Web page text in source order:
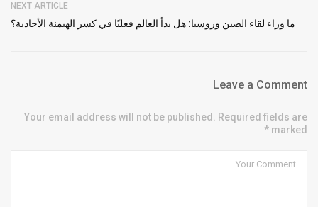
NEXT ARTICLE
ما وراء لقاء الصين وروسيا: هل بدأ العالم فعليًا في كسر الهيمنة الأحادية؟
Leave a Comment
Your email address will not be published. Required fields are
marked *